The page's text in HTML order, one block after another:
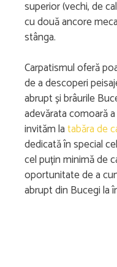
superior (vechi, de
cu două ancore
stânga.
Carpatismul oferă
de a descoperi
abrupt și brâurile
adevărata comoară
invităm latabăra de
dedicată în special
cel puțin minimă de
oportunitate de a
abrupt din Bucegi la